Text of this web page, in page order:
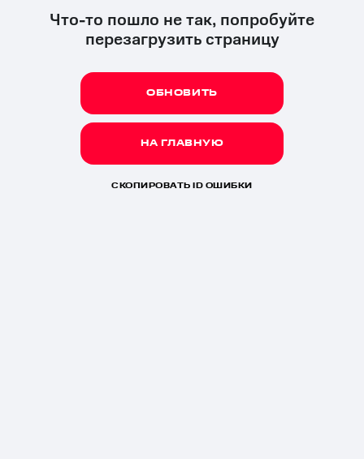
Что-то пошло не так, попробуйте
перезагрузить страницу
ОБНОВИТЬ
НА ГЛАВНУЮ
СКОПИРОВАТЬ ID ОШИБКИ